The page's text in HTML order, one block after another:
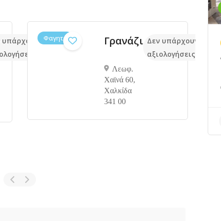
υπάρχουν ακόμαΔιασκέδαση,
Τσιπουράδικα,
Δέκα
βήματα
στην
άμμο
Αγιου
Νικολάου
Δεν υπάρχουν
αξιολογήσεις